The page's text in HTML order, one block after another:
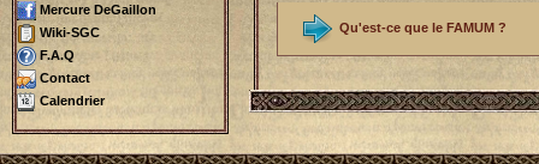
Mercure DeGaillon
Wiki-SGC
F.A.Q
Contact
Calendrier
Qu'est-ce que le FAMUM ?